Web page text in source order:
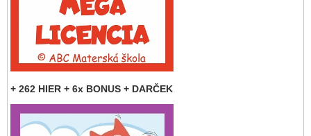
+ 262 HIER + 6x BONUS + DARČEK